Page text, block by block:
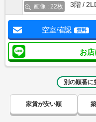
画像 : 22枚
3階
空室確認 無料
お
別の順番に
家賃が安い順